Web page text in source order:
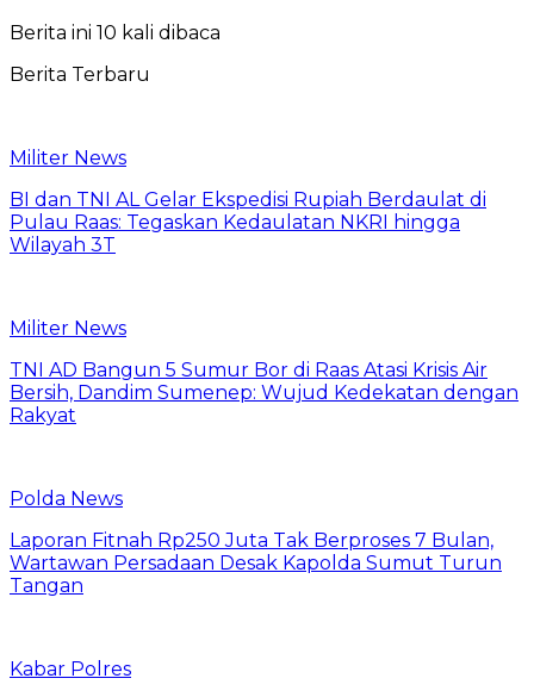
Berita ini 10 kali dibaca
Berita Terbaru
Militer News
BI dan TNI AL Gelar Ekspedisi Rupiah Berdaulat di
Pulau Raas: Tegaskan Kedaulatan NKRI hingga
Wilayah 3T
Militer News
TNI AD Bangun 5 Sumur Bor di Raas Atasi Krisis Air
Bersih, Dandim Sumenep: Wujud Kedekatan dengan
Rakyat
Polda News
Laporan Fitnah Rp250 Juta Tak Berproses 7 Bulan,
Wartawan Persadaan Desak Kapolda Sumut Turun
Tangan
Kabar Polres